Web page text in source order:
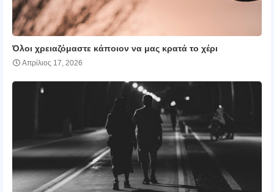
Όλοι χρειαζόμαστε κάποιον να μας κρατά το χέρι
Απρίλιος 17, 2026